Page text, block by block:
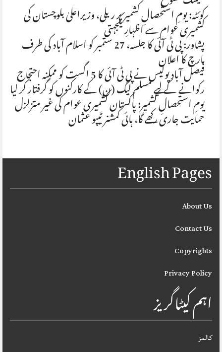
کوئٹہ: یومِ استحصالِ کشمیر پر ریلی، وزیراعلیٰ بلوچستان کی
کشمیری عوام سے اظہارِ یکجہتیپشاور: پی ٹی آئی کا جلسہ، 27 ستمبر کو اسلام آباد کی طرف مارچ کا اعلان فیصل آباد پولیس نے پی ٹی آئی کا 5 اگست کو ممکنہ احتجاج
رکوانے کے لیے مسلم لیگ (ن) کے کارکنوں کو گرفتار کر لیا
یومِ استحصالِ کشمیر: پاکستان کشمیری عوام کی غیر متزلزل
حمایت جاری رکھے گا، ہائی کمشنر ٹیپو عثمان
English Pages
About Us
Contact Us
Copyrights
Privacy Policy
اہم کیٹاگریز
کالمز